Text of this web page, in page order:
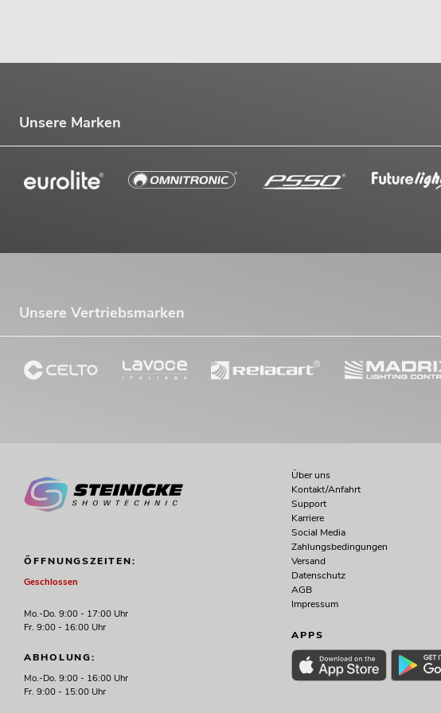
Unsere Marken
Unsere Vertriebsmarken
ÖFFNUNGSZEITEN:
Geschlossen
Mo.-Do. 9:00 - 17:00 Uhr
Fr. 9:00 - 16:00 Uhr
ABHOLUNG:
Mo.-Do. 9:00 - 16:00 Uhr
Fr. 9:00 - 15:00 Uhr
Über uns
Kontakt/Anfahrt
Support
Karriere
Social Media
Zahlungsbedingungen
Versand
Datenschutz
AGB
Impressum
APPS